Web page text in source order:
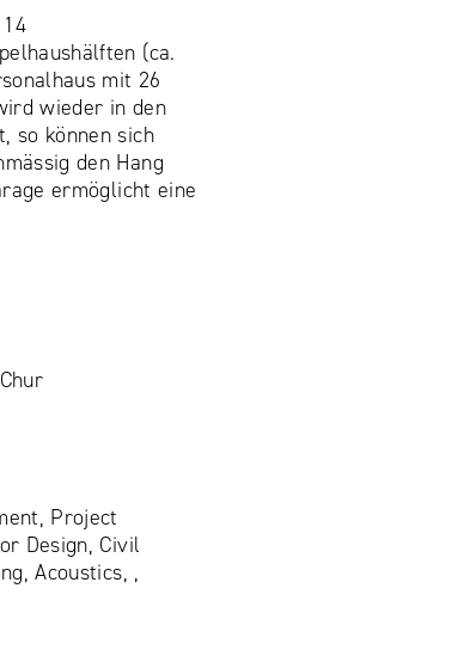
(ca.
mit 26
wieder in den
so können sich
den Hang
ermöglicht eine
Project
Design, Civil
Acoustics, ,